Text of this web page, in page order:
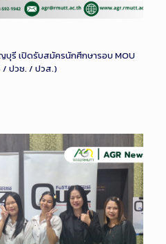
บุรี เปิดรับสมัครนักศึกษารอบ MOU
/ ปวช. / ปวส.)